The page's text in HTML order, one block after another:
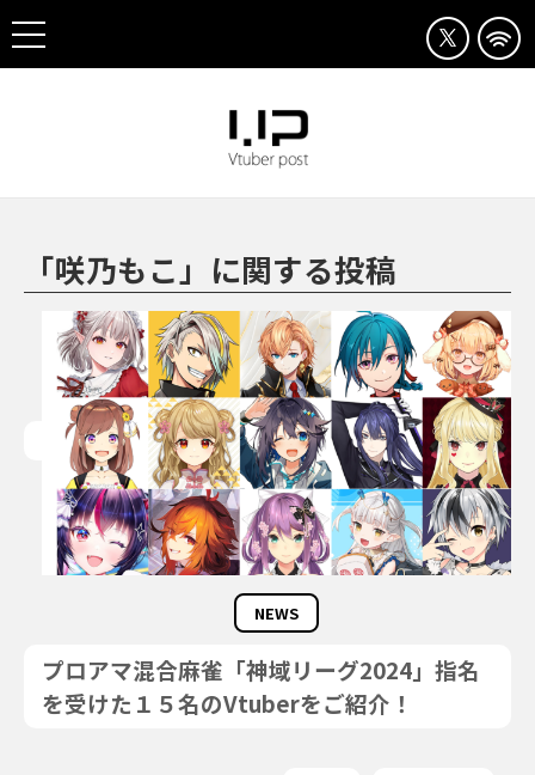
「咲乃もこ」に関する投稿
NEWS
プロアマ混合麻雀「神域リーグ2024」指名
を受けた１５名のVtuberをご紹介！